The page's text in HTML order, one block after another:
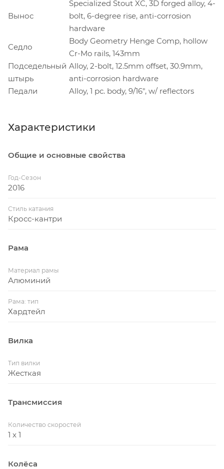
Вынос
Specialized Stout XC, 3D forged alloy, 4-
bolt, 6-degree rise, anti-corrosion
hardware
Седло
Body Geometry Henge Comp, hollow
Cr-Mo rails, 143mm
Подседельный
штырь
Alloy, 2-bolt, 12.5mm offset, 30.9mm,
anti-corrosion hardware
Педали
Alloy, 1 pc. body, 9/16", w/ reflectors
Характеристики
Общие и основные свойства
Год-Сезон
2016
Стиль катания
Кросс-кантри
Рама
Материал рамы
Алюминий
Рама: тип
Хардтейл
Вилка
Тип вилки
Жесткая
Трансмиссия
Количество скоростей
1 x 1
Колёса